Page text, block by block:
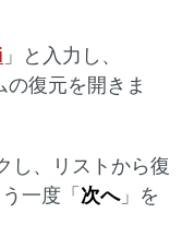
」と入力し、
の復元を開きま
し、リストから復
一度「 次へ」を